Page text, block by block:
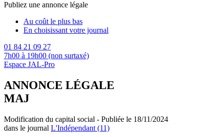
Publiez une annonce légale
Au coût le plus bas
En choisissant votre journal
01 84 21 09 27
7h00 à 19h00 (non surtaxé)
Espace JAL-Pro
ANNONCE LÉGALE
MAJ
Modification du capital social - Publiée le 18/11/2024
dans le journal L'Indépendant (11)